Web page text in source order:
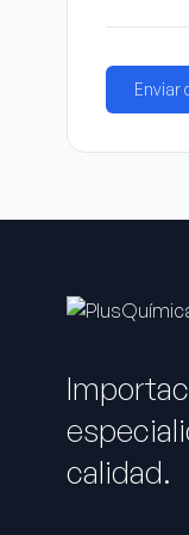
Enviar
calidad.